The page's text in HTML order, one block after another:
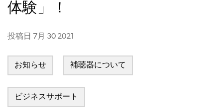
体験」！
投稿日 7月 30 2021
お知らせ 補聴器について
ビジネスサポート